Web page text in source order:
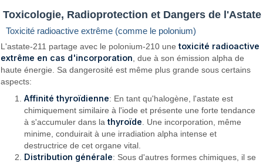
Toxicologie, Radioprotection et Dangers de l'Astate
Toxicité radioactive extrême (comme le polonium)
L'astate-211 partage avec le polonium-210 unetoxicité radioactive
extrême en cas d'incorporation , due à son émission alpha de
haute énergie. Sa dangerosité est même plus grande sous certains
aspects:
Affinité thyroïdienne: En tant qu'halogène, l'astate est
chimiquement similaire à l'iode et présente une forte tendance
à s'accumuler dans lathyroïde . Une incorporation, même
minime, conduirait à une irradiation alpha intense et
destructrice de cet organe vital.
Distribution générale: Sous d'autres formes chimiques, il se